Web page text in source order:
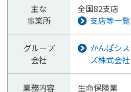
お客さまに関する情報等の確
各種サービス・お知らせ
ご契約手続きの流れ
保険料のお払込方法
健康情報
かんぽアプリ～かんぽの健
かんぽブランド
主な
事業所
全国82支店
支店等一覧
グループ
会社
かんぽシ
ズ株式会社
業務内容 生命保険業